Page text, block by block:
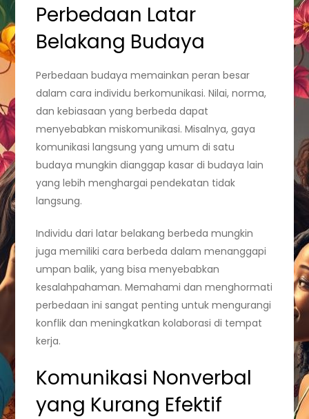
Perbedaan Latar
Belakang Budaya
Perbedaan budaya memainkan peran besar
dalam cara individu berkomunikasi. Nilai, norma,
dan kebiasaan yang berbeda dapat
menyebabkan miskomunikasi. Misalnya, gaya
komunikasi langsung yang umum di satu
budaya mungkin dianggap kasar di budaya lain
yang lebih menghargai pendekatan tidak
langsung.
Individu dari latar belakang berbeda mungkin
juga memiliki cara berbeda dalam menanggapi
umpan balik, yang bisa menyebabkan
kesalahpahaman. Memahami dan menghormati
perbedaan ini sangat penting untuk mengurangi
konflik dan meningkatkan kolaborasi di tempat
kerja.
Komunikasi Nonverbal
yang Kurang Efektif